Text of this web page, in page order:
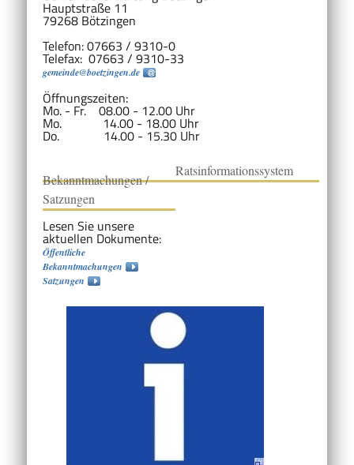
Hauptstraße 11
79268 Bötzingen
Telefon: 07663 / 9310-0
Telefax: 07663 / 9310-33
gemeinde@boetzingen.de
Öffnungszeiten:
Mo. - Fr. 08.00 - 12.00 Uhr
Mo. 14.00 - 18.00 Uhr
Do. 14.00 - 15.30 Uhr
Bekanntmachungen /
Satzungen
Lesen Sie unsere
aktuellen Dokumente:
Öffentliche
Bekanntmachungen
Satzungen
Ratsinformationssystem